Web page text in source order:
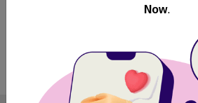
Εγγραφή
Αποδέχομαι τουςόρους χρήσης
Now.